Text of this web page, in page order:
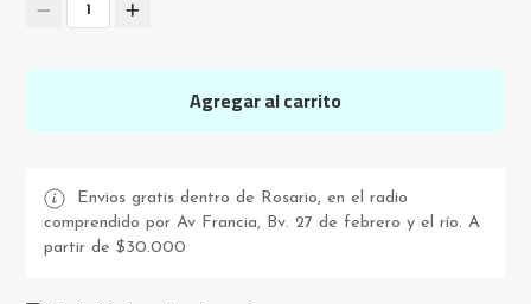
1
Agregar al carrito
Envios gratis dentro de Rosario, en el radio
comprendido por Av Francia, Bv. 27 de febrero y el río. A
partir de $30.000